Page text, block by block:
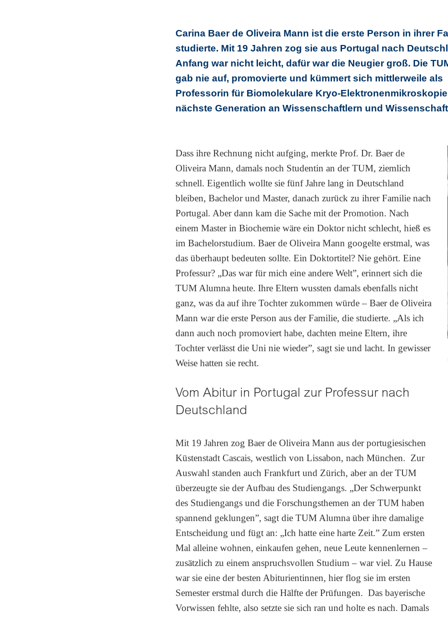
Carina Baer de Oliveira Mann ist die erste Person in ihrer
studierte. Mit 19 Jahren zog sie aus Portugal nach
Anfang war nicht leicht, dafür war die Neugier groß. Die
gab nie auf, promovierte und kümmert sich mittlerweile als
Professorin für Biomolekulare Kryo-
nächste Generation an Wissenschaftlern und
Dass ihre Rechnung nicht aufging, merkte Prof. Dr. Baer de
Oliveira Mann, damals noch Studentin an der TUM, ziemlich
schnell. Eigentlich wollte sie fünf Jahre lang in Deutschland
bleiben, Bachelor und Master, danach zurück zu ihrer Familie nach
Portugal. Aber dann kam die Sache mit der Promotion. Nach
einem Master in Biochemie wäre ein Doktor nicht schlecht, hieß es
im Bachelorstudium. Baer de Oliveira Mann googelte erstmal, was
das überhaupt bedeuten sollte. Ein Doktortitel? Nie gehört. Eine
Professur? „Das war für mich eine andere Welt”, erinnert sich die
TUM Alumna heute. Ihre Eltern wussten damals ebenfalls nicht
ganz, was da auf ihre Tochter zukommen würde – Baer de Oliveira
Mann war die erste Person aus der Familie, die studierte. „Als ich
dann auch noch promoviert habe, dachten meine Eltern, ihre
Tochter verlässt die Uni nie wieder”, sagt sie und lacht. In gewisser
Weise hatten sie recht.
Vom Abitur in Portugal zur Professur nach
Deutschland
Mit 19 Jahren zog Baer de Oliveira Mann aus der portugiesischen
Küstenstadt Cascais, westlich von Lissabon, nach München. Zur
Auswahl standen auch Frankfurt und Zürich, aber an der TUM
überzeugte sie der Aufbau des Studiengangs. „Der Schwerpunkt
des Studiengangs und die Forschungsthemen an der TUM haben
spannend geklungen”, sagt die TUM Alumna über ihre damalige
Entscheidung und fügt an: „Ich hatte eine harte Zeit.” Zum ersten
Mal alleine wohnen, einkaufen gehen, neue Leute kennenlernen –
zusätzlich zu einem anspruchsvollen Studium – war viel. Zu Hause
war sie eine der besten Abiturientinnen, hier flog sie im ersten
Semester erstmal durch die Hälfte der Prüfungen. Das bayerische
Vorwissen fehlte, also setzte sie sich ran und holte es nach. Damals